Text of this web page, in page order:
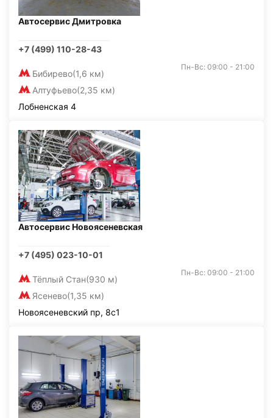
Автосервис Дмитровка
+7 (499) 110-28-43
Бибирево(1,6 км)
Алтуфьево(2,35 км)
Пн-Вс: 09:00 - 21:00
Лобненская 4
Автосервис Новоясеневская
+7 (495) 023-10-01
Тёплый Стан(930 м)
Ясенево(1,35 км)
Пн-Вс: 09:00 - 21:00
Новоясеневский пр, 8с1